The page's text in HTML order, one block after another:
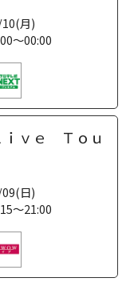
月)
～00:00
ｖｅ Ｔｏｕ
日)
～21:00